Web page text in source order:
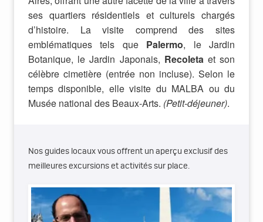
ses quartiers résidentiels et culturels chargés
d’histoire. La visite comprend des sites
emblématiques tels que Palermo, le Jardin
Botanique, le Jardin Japonais, Recoleta et son
célèbre cimetière (entrée non incluse). Selon le
temps disponible, elle visite du MALBA ou du
Musée national des Beaux-Arts. (Petit-déjeuner).
Nos guides locaux vous offrent un aperçu exclusif des
meilleures excursions et activités sur place.